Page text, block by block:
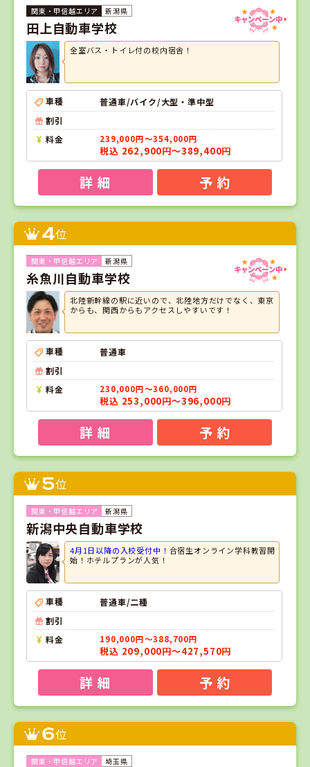
新潟県
田上自動車学校
全室バス・トイレ付の校内宿舎！
車種
普通車/バイク/大型・準中型
割引
料金
239,000円～354,000円
税込 262,900円～389,400円
詳 細 予 約
4位
新潟県
糸魚川自動車学校
北陸新幹線の駅に近いので、北陸地方だけでなく、東京
からも、関西からもアクセスしやすいです！
車種
普通車
割引
料金
230,000円～360,000円
税込 253,000円～396,000円
詳 細 予 約
5位
新潟県
新潟中央自動車学校
4月1日以降の入校受付中！ 合宿生オンライン学科教習開
始！ホテルプランが人気！
車種
普通車/二種
割引
料金
190,000円～388,700円
税込 209,000円～427,570円
詳 細 予 約
6位
埼玉県